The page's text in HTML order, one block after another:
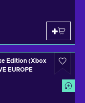
Edition (Xbox
EUROPE